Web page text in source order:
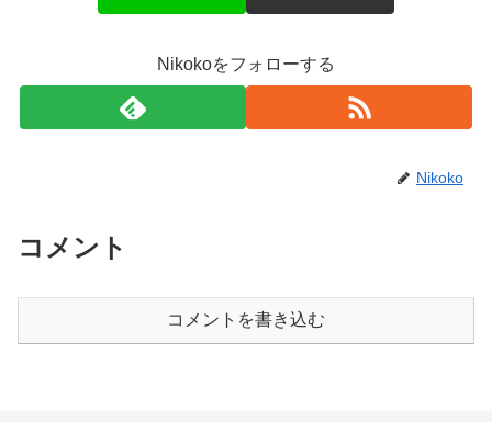
Nikokoをフォローする
Nikoko
コメント
コメントを書き込む